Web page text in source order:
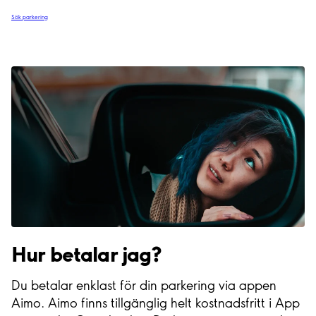
Sök parkering
Hur betalar jag?
Du betalar enklast för din parkering via appen
Aimo. Aimo finns tillgänglig helt kostnadsfritt i App